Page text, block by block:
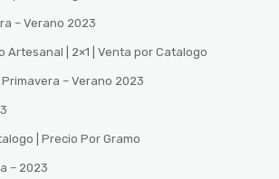
– Verano 2023
Artesanal | 2×1 | Venta por Catalogo
– Verano 2023
| Precio Por Gramo
– 2023